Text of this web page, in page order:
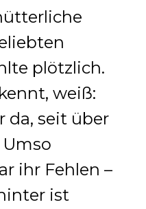
plötzlich.
weiß:
da, seit über
ihr Fehlen –
ist